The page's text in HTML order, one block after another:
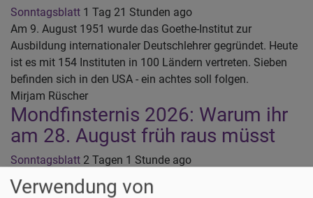
Sonntagsblatt 1 Tag 21 Stunden ago
Am 9. August 1951 wurde das Goethe-Institut zur
Ausbildung internationaler Deutschlehrer gegründet. Heute
ist es mit 154 Instituten in 100 Ländern vertreten. Sieben
befinden sich in den USA - ein achtes soll folgen.
Mirjam Rüscher
Mondfinsternis 2026: Warum ihr
am 28. August früh raus müsst
Sonntagsblatt 2 Tagen 1 Stunde ago
Am 28. August 2026 verschwindet der Vollmond fast
vollständig im Erdschatten. Wann die Mondfinsternis zu
Verwendung von